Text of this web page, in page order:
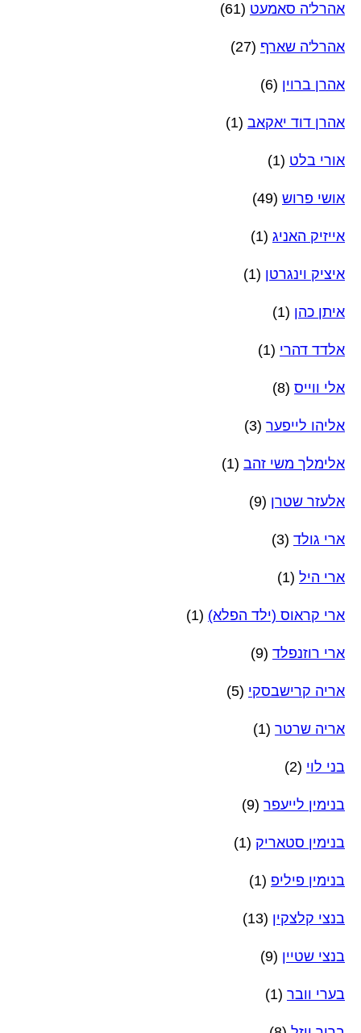
אהרל'ה סאמעט (61)
אהרל'ה שארף (27)
אהרן ברוין (6)
אהרן דוד יאקאב (1)
אורי בלט (1)
אושי פרוש (49)
אייזיק האניג (1)
איציק וינגרטן (1)
איתן כהן (1)
אלדד דהרי (1)
אלי ווייס (8)
אליהו לייפער (3)
אלימלך משי זהב (1)
אלעזר שטרן (9)
ארי גולד (3)
ארי היל (1)
ארי קראוס (ילד הפלא) (1)
ארי רוזנפלד (9)
אריה קרישבסקי (5)
אריה שרטר (1)
בני לוי (2)
בנימין לייעפר (9)
בנימין סטאריק (1)
בנימין פיליפ (1)
בנצי קלצקין (13)
בנצי שטיין (9)
בערי וובר (1)